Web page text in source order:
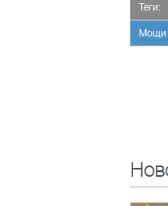
Теги:
Мощи